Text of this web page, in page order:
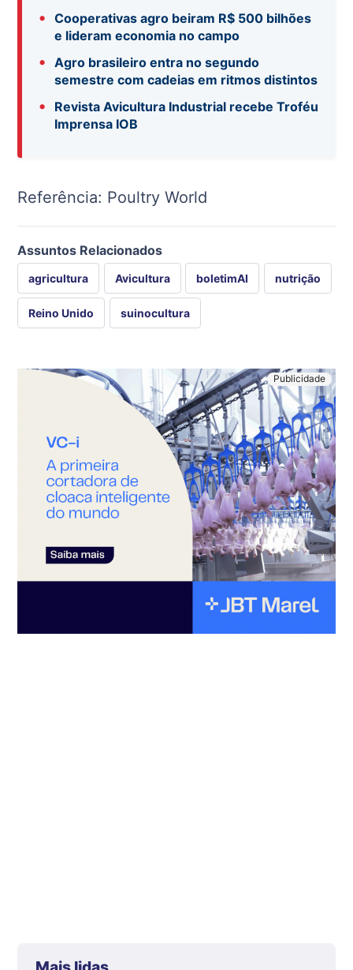
•
Cooperativas agro beiram R$ 500 bilhões
e lideram economia no campo
•
Agro brasileiro entra no segundo
semestre com cadeias em ritmos distintos
•
Revista Avicultura Industrial recebe Troféu
Imprensa IOB
Referência: Poultry World
Assuntos Relacionados
agricultura Avicultura boletimAI nutrição
Reino Unido suinocultura